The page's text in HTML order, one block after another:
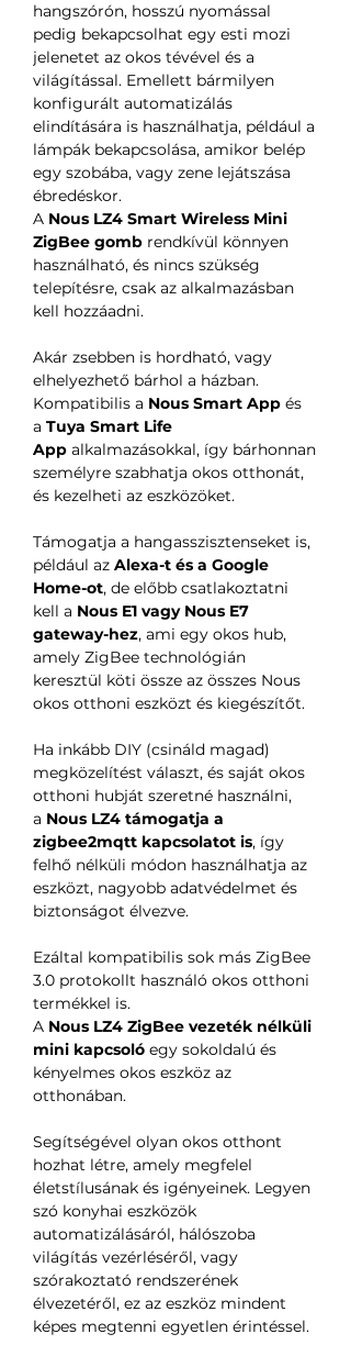
hangszórón, hosszú nyomással
pedig bekapcsolhat egy esti mozi
jelenetet az okos tévével és a
világítással. Emellett bármilyen
konfigurált automatizálás
elindítására is használhatja, például a
lámpák bekapcsolása, amikor belép
egy szobába, vagy zene lejátszása
ébredéskor.
A Nous LZ4 Smart Wireless Mini
ZigBee gomb rendkívül könnyen
használható, és nincs szükség
telepítésre, csak az alkalmazásban
kell hozzáadni.
Akár zsebben is hordható, vagy
elhelyezhető bárhol a házban.
Kompatibilis a Nous Smart App és
a Tuya Smart Life
App alkalmazásokkal, így bárhonnan
személyre szabhatja okos otthonát,
és kezelheti az eszközöket.
Támogatja a hangasszisztenseket is,
például az Alexa-t és a Google
Home-ot, de előbb csatlakoztatni
kell a Nous E1 vagy Nous E7
gateway-hez, ami egy okos hub,
amely ZigBee technológián
keresztül köti össze az összes Nous
okos otthoni eszközt és kiegészítőt.
Ha inkább DIY (csináld magad)
megközelítést választ, és saját okos
otthoni hubját szeretné használni,
a Nous LZ4 támogatja a
zigbee2mqtt kapcsolatot is, így
felhő nélküli módon használhatja az
eszközt, nagyobb adatvédelmet és
biztonságot élvezve.
Ezáltal kompatibilis sok más ZigBee
3.0 protokollt használó okos otthoni
termékkel is.
A Nous LZ4 ZigBee vezeték nélküli
mini kapcsoló egy sokoldalú és
kényelmes okos eszköz az
otthonában.
Segítségével olyan okos otthont
hozhat létre, amely megfelel
életstílusának és igényeinek. Legyen
szó konyhai eszközök
automatizálásáról, hálószoba
világítás vezérléséről, vagy
szórakoztató rendszerének
élvezetéről, ez az eszköz mindent
képes megtenni egyetlen érintéssel.